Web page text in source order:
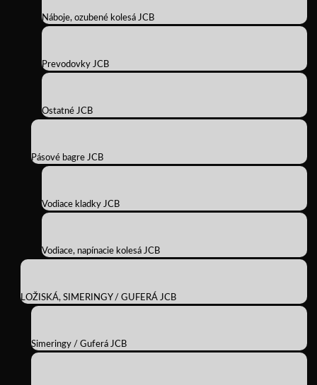
Náboje, ozubené kolesá JCB
Prevodovky JCB
Ostatné JCB
Pásové bagre JCB
Vodiace kladky JCB
Vodiace, napínacie kolesá JCB
LOŽISKÁ, SIMERINGY / GUFERÁ JCB
Simeringy / Guferá JCB